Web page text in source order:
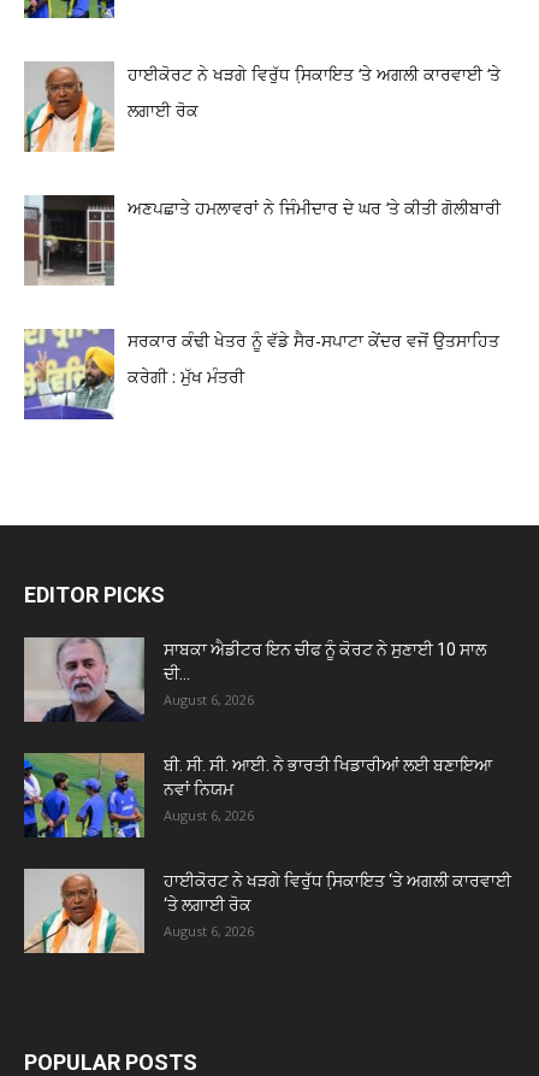
ਹਾਈਕੋਰਟ ਨੇ ਖੜਗੇ ਵਿਰੁੱਧ ਸਿ਼ਕਾਇਤ ‘ਤੇ ਅਗਲੀ ਕਾਰਵਾਈ ‘ਤੇ
ਲਗਾਈ ਰੋਕ
ਅਣਪਛਾਤੇ ਹਮਲਾਵਰਾਂ ਨੇ ਜਿੰਮੀਦਾਰ ਦੇ ਘਰ ‘ਤੇ ਕੀਤੀ ਗੋਲੀਬਾਰੀ
ਸਰਕਾਰ ਕੰਢੀ ਖੇਤਰ ਨੂੰ ਵੱਡੇ ਸੈਰ-ਸਪਾਟਾ ਕੇਂਦਰ ਵਜੋਂ ਉਤਸਾਹਿਤ
ਕਰੇਗੀ : ਮੁੱਖ ਮੰਤਰੀ
EDITOR PICKS
ਸਾਬਕਾ ਐਡੀਟਰ ਇਨ ਚੀਫ ਨੂੰ ਕੋਰਟ ਨੇ ਸੁਣਾਈ 10 ਸਾਲ
ਦੀ...
August 6, 2026
ਬੀ. ਸੀ. ਸੀ. ਆਈ. ਨੇ ਭਾਰਤੀ ਖਿਡਾਰੀਆਂ ਲਈ ਬਣਾਇਆ
ਨਵਾਂ ਨਿਯਮ
August 6, 2026
ਹਾਈਕੋਰਟ ਨੇ ਖੜਗੇ ਵਿਰੁੱਧ ਸਿ਼ਕਾਇਤ ‘ਤੇ ਅਗਲੀ ਕਾਰਵਾਈ
‘ਤੇ ਲਗਾਈ ਰੋਕ
August 6, 2026
POPULAR POSTS